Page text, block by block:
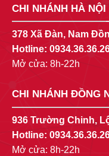
CHI NHÁNH HÀ NỘI
378 Xã Đàn, Nam
Hotline:
Mở cửa: 8h-22h
CHI NHÁNH ĐỒNG
936 Trường Chinh,
Hotline:
Mở cửa: 8h-22h